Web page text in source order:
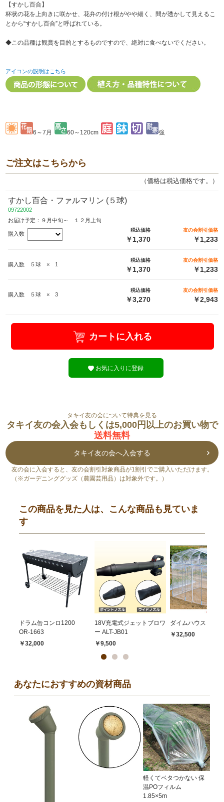
【すかし百合】
杯状の花を上向きに咲かせ、花弁の付け根がやや細く、間が透かして見えるこ
とから“すかし百合”と呼ばれている。
◆この品種は観賞を目的とするものですので、絶対に食べないでください。
アイコンの説明はこちら
6～7月 60～120cm 強
ご注文はこちらから
（価格は税込価格です。）
すかし百合・ファルマリン (５球)
09722002
お届け予定：９月中旬～ １２月上旬
購入数
税込価格
￥1,370
友の会割引価格
￥1,233
購入数 ５球 × 1
税込価格
￥1,370
友の会割引価格
￥1,233
購入数 ５球 × 3
税込価格
￥3,270
友の会割引価格
￥2,943
カートに入れる
お気に入りに登録
タキイ友の会について特典を見る
タキイ友の会入会もしくは5,000円以上のお買い物で
送料無料
タキイ友の会へ入会する
友の会に入会すると、友の会割引対象商品が1割引でご購入いただけます。
（※ガーデニンググッズ（農園芸用品）は対象外です。）
この商品を見た人は、こんな商品も見ていま
す
ドラム缶コンロ1200
OR-1663
￥32,000
18V充電式ジェットブロワ
ー ALT-JB01
￥9,500
ダイムハウス 1坪
￥32,500
あなたにおすすめの資材商品
軽くてベタつかない 保
温POフィルム
1.85×5m